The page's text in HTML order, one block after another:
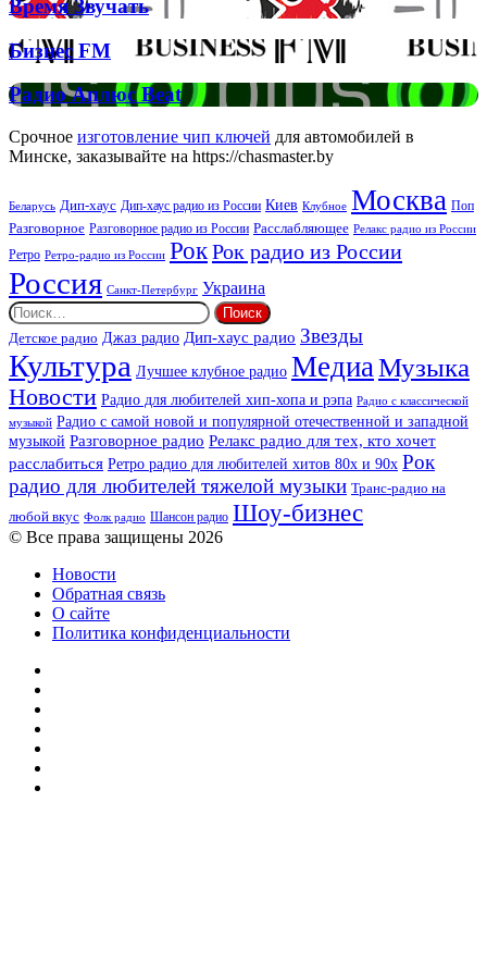
Спірс
Звучать
Время Звучать
Бизнес
Бизнес FM
Радио
Аплюс
Beat
Радио Аплюс Beat
Срочное изготовление чип ключей для автомобилей в
Минске, заказывайте на https://chasmaster.by
Беларусь Дип-хаус Дип-хаус радио из России Киев Клубное Москва Поп
Разговорное Разговорное радио из России Расслабляющее Релакс радио из России
Ретро Ретро-радио из России РокРок радио из России
Россия Санкт-Петербург Украина
Найти:
Детское радио Джаз радио Дип-хаус радио Звезды
Культура Лучшее клубное радио МедиаМузыка
Новости Радио для любителей хип-хопа и рэпа Радио с классической
музыкой Радио с самой новой и популярной отечественной и западной
музыкой Разговорное радио Релакс радио для тех, кто хочет
расслабиться Ретро радио для любителей хитов 80х и 90х Рок
радио для любителей тяжелой музыки Транс-радио на
любой вкус Фолк радио Шансон радио Шоу-бизнес
© Все права защищены 2026
Новости
Обратная связь
О сайте
Политика конфиденциальности